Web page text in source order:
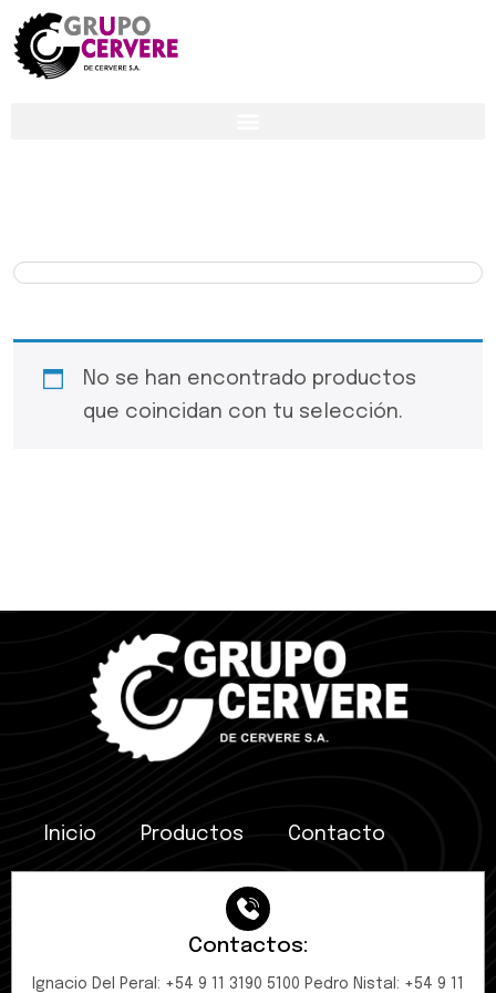
No se han encontrado productos
que coincidan con tu selección.
Inicio Productos Contacto
Contactos:
Ignacio Del Peral: +54 9 11 3190 5100 Pedro Nistal: +54 9 11